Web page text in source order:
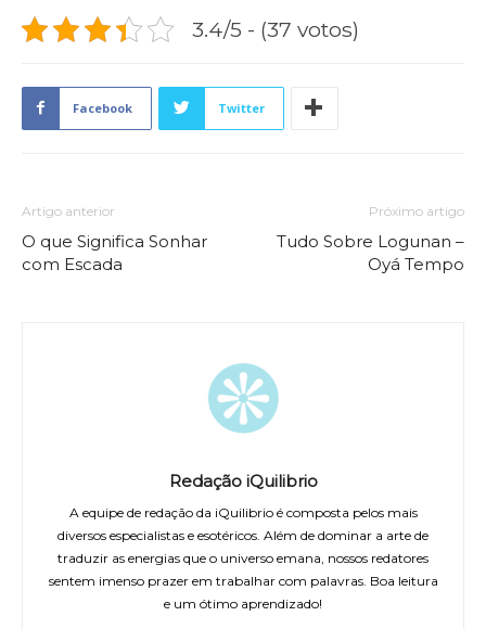
3.4/5 - (37 votos)
Facebook Twitter
Artigo anterior
O que Significa Sonhar
com Escada
Próximo artigo
Tudo Sobre Logunan –
Oyá Tempo
Redação iQuilibrio
A equipe de redação da iQuilibrio é composta pelos mais
diversos especialistas e esotéricos. Além de dominar a arte de
traduzir as energias que o universo emana, nossos redatores
sentem imenso prazer em trabalhar com palavras. Boa leitura
e um ótimo aprendizado!